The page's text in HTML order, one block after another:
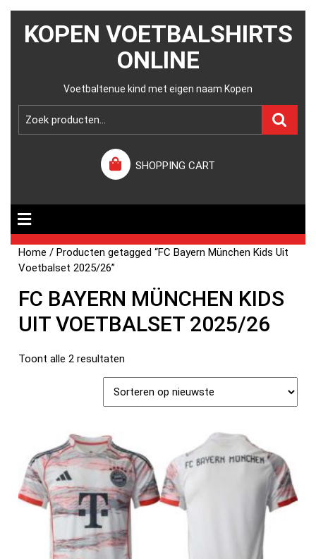
KOPEN VOETBALSHIRTS
ONLINE
Voetbaltenue kind met eigen naam Kopen
SHOPPING CART
Home / Producten getagged “FC Bayern München Kids Uit
Voetbalset 2025/26”
FC BAYERN MÜNCHEN KIDS
UIT VOETBALSET 2025/26
Toont alle 2 resultaten